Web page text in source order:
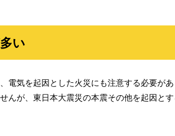
い
電気を起因とした火災にも注意する必要が
んが、東日本大震災の本震その他を起因と